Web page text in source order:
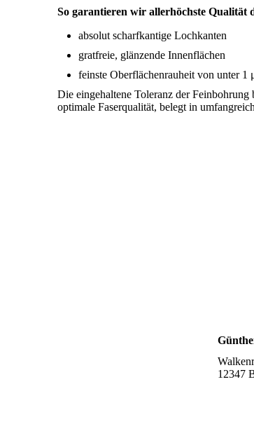
So garantieren wir allerhöchste Qualität
absolut scharfkantige Lochkanten
gratfreie, glänzende Innenflächen
feinste Oberflächenrauheit von unter 1
Die eingehaltene Toleranz der
optimale Faserqualität, belegt in
12347